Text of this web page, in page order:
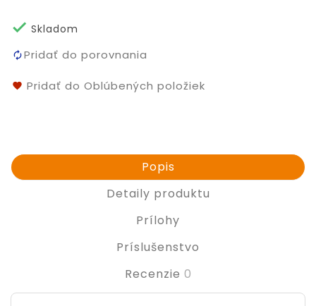
 Skladom
Pridať do porovnania
Pridať do Oblúbených položiek
Popis
Detaily produktu
Prílohy
Príslušenstvo
Recenzie 0